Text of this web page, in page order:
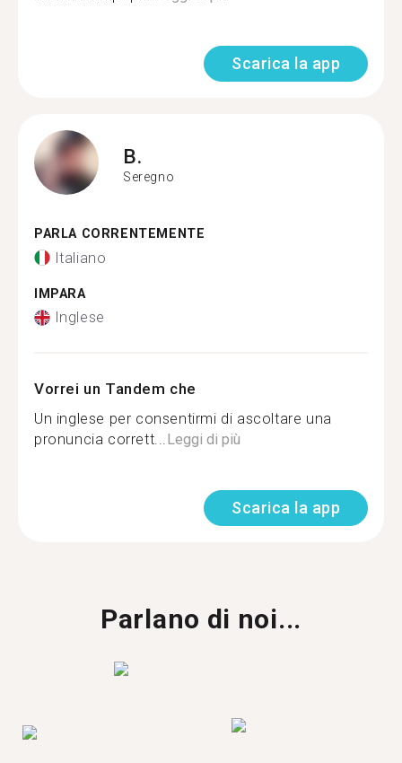
Scarica la app
B.
Seregno
PARLA CORRENTEMENTE
Italiano
IMPARA
Inglese
Vorrei un Tandem che
Un inglese per consentirmi di ascoltare una
pronuncia corrett...Leggi di più
Scarica la app
Parlano di noi...